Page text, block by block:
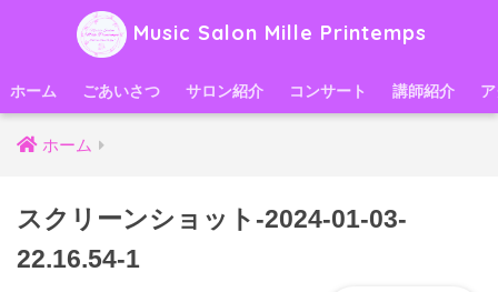
Music Salon Mille Printemps
ホーム ごあいさつ サロン紹介 コンサート 講師紹介
ホーム
スクリーンショット-2024-01-03-
22.16.54-1